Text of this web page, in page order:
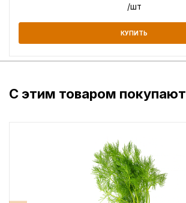
/шт
КУПИТЬ
С этим товаром покупают